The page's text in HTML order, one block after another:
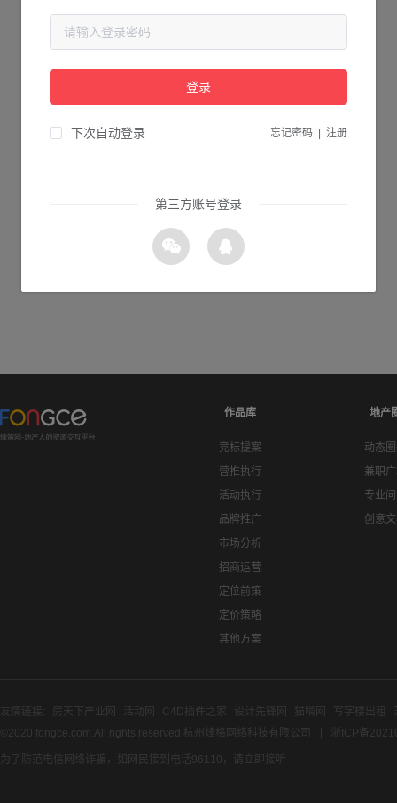
请检查您输入的网址是否正确，或点击下面的按钮返回首页。
作品库
竞标提案
营推执行
活动执行
品牌推广
市场分析
招商运营
定位前策
定价策略
其他方案
地产
动态
兼职
专业
创意
友情链接: 房天下产业网 活动网 C4D插件之家 设计先锋网 猫啃网 写字楼出租
©2020 fongce.com.All rights reserved 杭州烽格网络科技有限公司
浙ICP备
为了防范电信网络诈骗，如网民接到电话96110，请立即接听
登录
下次自动登录 忘记密码 注册
第三方账号登录